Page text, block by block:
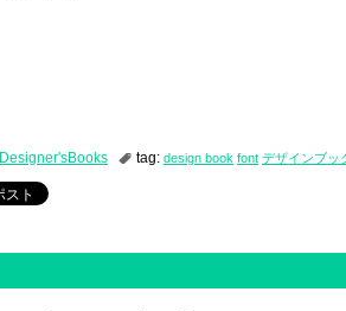
Designer'sBooks tag: design book font デザインブッ